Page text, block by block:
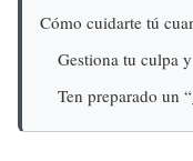
Cómo cuidarte tú
Gestiona tu culpa
Ten preparado un